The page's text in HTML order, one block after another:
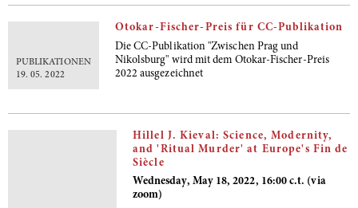
PUBLIKATIONEN
19. 05. 2022
Otokar-Fischer-Preis für CC-Publikation
Die CC-Publikation "Zwischen Prag und
Nikolsburg" wird mit dem Otokar-Fischer-Preis
2022 ausgezeichnet
Hillel J. Kieval: Science, Modernity,
and 'Ritual Murder' at Europe's Fin de
Siècle
Wednesday, May 18, 2022, 16:00 c.t. (via
zoom)